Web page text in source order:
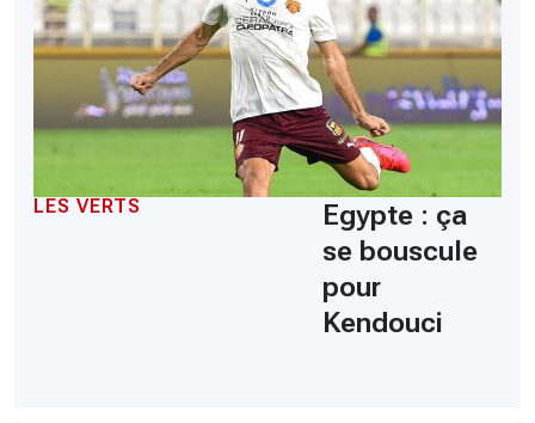
LES VERTS
Egypte : ça
se bouscule
pour
Kendouci